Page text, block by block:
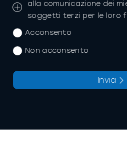
alla comunicazione dei
soggetti terzi per le loro
Acconsento
Non acconsento
Richiesta inviata
La richiesta non è
Invia